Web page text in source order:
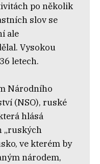
po několik
slov se
ale
Vysokou
letech.
Národního
(NSO), ruské
hlásá
„ruských
ve kterém by
národem,